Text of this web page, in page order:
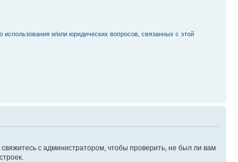
использования и/или юридических вопросов, связанных с этой
с администратором, чтобы проверить, не был ли вам